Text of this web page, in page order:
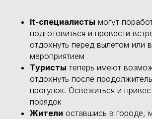
It-специалисты могут
подготовиться и провести
отдохнуть перед вылетом или
мероприятием
Туристы теперь имеют
отдохнуть после
прогулок. Освежиться и
порядок
Жители оставшись в городе,